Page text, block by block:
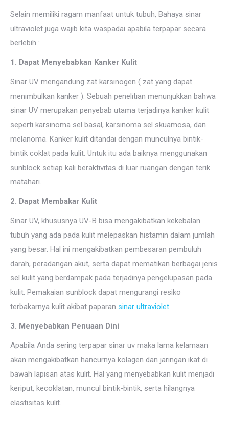
Selain memiliki ragam manfaat untuk tubuh, Bahaya sinar
ultraviolet juga wajib kita waspadai apabila terpapar secara
berlebih :
1. Dapat Menyebabkan Kanker Kulit
Sinar UV mengandung zat karsinogen ( zat yang dapat
menimbulkan kanker ). Sebuah penelitian menunjukkan bahwa
sinar UV merupakan penyebab utama terjadinya kanker kulit
seperti karsinoma sel basal, karsinoma sel skuamosa, dan
melanoma. Kanker kulit ditandai dengan munculnya bintik-
bintik coklat pada kulit. Untuk itu ada baiknya menggunakan
sunblock setiap kali beraktivitas di luar ruangan dengan terik
matahari.
2. Dapat Membakar Kulit
Sinar UV, khususnya UV-B bisa mengakibatkan kekebalan
tubuh yang ada pada kulit melepaskan histamin dalam jumlah
yang besar. Hal ini mengakibatkan pembesaran pembuluh
darah, peradangan akut, serta dapat mematikan berbagai jenis
sel kulit yang berdampak pada terjadinya pengelupasan pada
kulit. Pemakaian sunblock dapat mengurangi resiko
terbakarnya kulit akibat paparan sinar ultraviolet.
3. Menyebabkan Penuaan Dini
Apabila Anda sering terpapar sinar uv maka lama kelamaan
akan mengakibatkan hancurnya kolagen dan jaringan ikat di
bawah lapisan atas kulit. Hal yang menyebabkan kulit menjadi
keriput, kecoklatan, muncul bintik-bintik, serta hilangnya
elastisitas kulit.